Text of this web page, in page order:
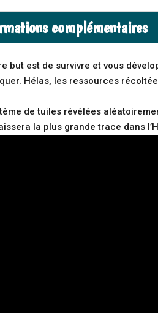
n
v
e
complémentaires
but est de survivre et vous
Hélas, les ressources
de tuiles révélées
la plus grande trace dans